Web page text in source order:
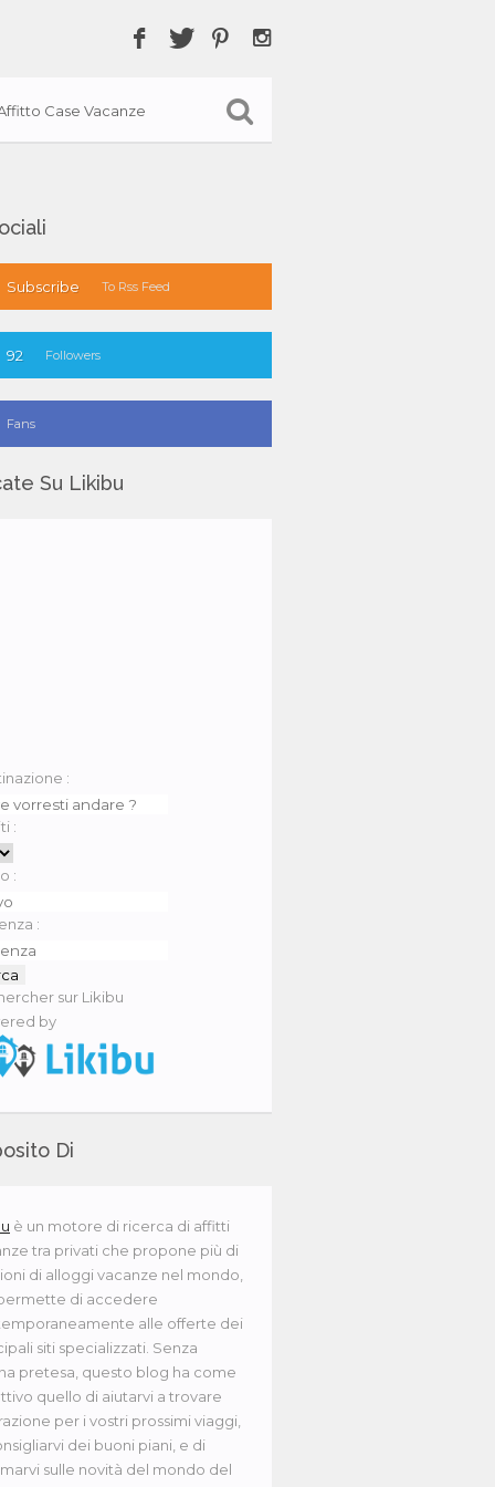
Case Vacanze
Subscribe To Rss Feed
92 Followers
Fans
Su Likibu
:
:
:
:
sur Likibu
by
Di
è un motore di ricerca di affitti
tra privati che propone più di
di alloggi vacanze nel mondo,
di accedere
alle offerte dei
siti specializzati. Senza
pretesa, questo blog ha come
quello di aiutarvi a trovare
per i vostri prossimi viaggi,
dei buoni piani, e di
sulle novità del mondo del